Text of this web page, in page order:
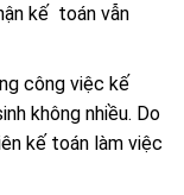
kế toán vẫn
công việc kế
không nhiều. Do
kế toán làm việc